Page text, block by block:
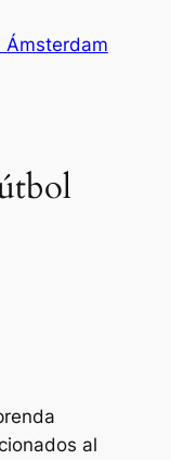
Ámsterdam
al